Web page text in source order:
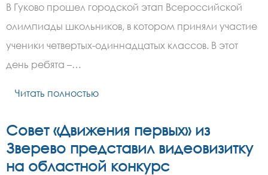
В Гуково прошел городской этап Всероссийской
олимпиады школьников, в котором приняли участие
ученики четвертых-одиннадцатых классов. В этот
день ребята –…
Читать полностью
Совет «Движения первых» из
Зверево представил видеовизитку
на областной конкурс